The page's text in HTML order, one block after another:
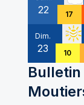
22 17
Dim.
23 10